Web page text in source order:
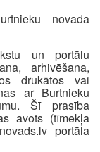
novada
un portālu
arhivēšana,
drukātos vai
ar Burtnieku
Šī prasība
avots (tīmekļa
portāla